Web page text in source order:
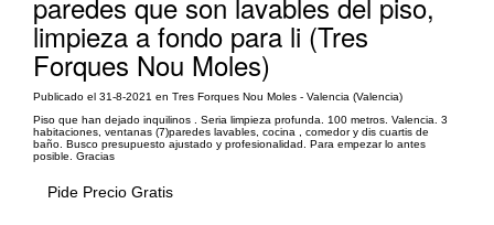
limpieza a fondo para li (Tres
Forques Nou Moles)
Publicado el 31-8-2021 en Tres Forques Nou Moles - Valencia (Valencia)
Piso que han dejado inquilinos . Seria limpieza profunda. 100 metros. Valencia. 3
habitaciones, ventanas (7)paredes lavables, cocina , comedor y dis cuartis de
baño. Busco presupuesto ajustado y profesionalidad. Para empezar lo antes
posible. Gracias
Pide Precio Gratis